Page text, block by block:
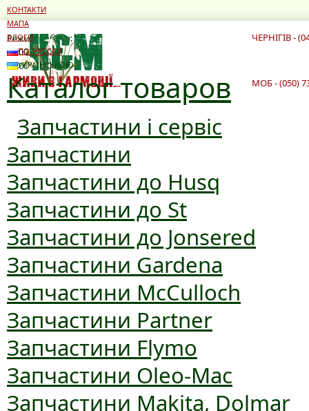
Режим роботи:
10:00 - 19:00
10:00 - 16:00
ЧЕРНІГІВ -
Каталог товаров
Запчастини і сервіс
Запчастини
Запчастини до Husq
Запчастини до St
Запчастини до Jonsered
Запчастини Gardena
Запчастини McCulloch
Запчастини Partner
Запчастини Flymo
Запчастини Oleo-Mac
Запчастини Makita, Dolmar
МОБ - (050)
КОНТАКТИ
МАПА
БЛОГИ
ПО-РУССКИ
УКРАЇНСЬКОЮ